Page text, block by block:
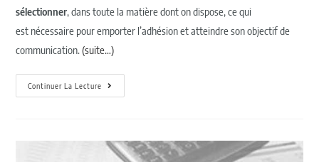
sélectionner, dans toute la matière dont on dispose, ce qui
est nécessaire pour emporter l’adhésion et atteindre son objectif de
communication.(suite…)
Continuer La Lecture